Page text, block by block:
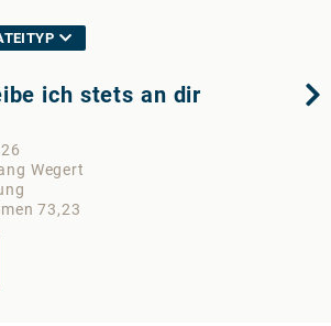
ich stets an dir
Wegert
73,23